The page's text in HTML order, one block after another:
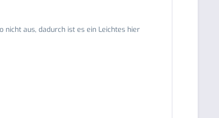
aus, dadurch ist es ein Leichtes hier